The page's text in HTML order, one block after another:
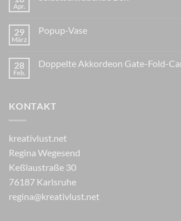
Apr.
29
März
Popup-Vase
28
Feb.
Doppelte Akkordeon Gate-Fold-
KONTAKT
kreativlust.net
Regina Wegesend
Keßlaustraße 30
76187 Karlsruhe
regina@kreativlust.net